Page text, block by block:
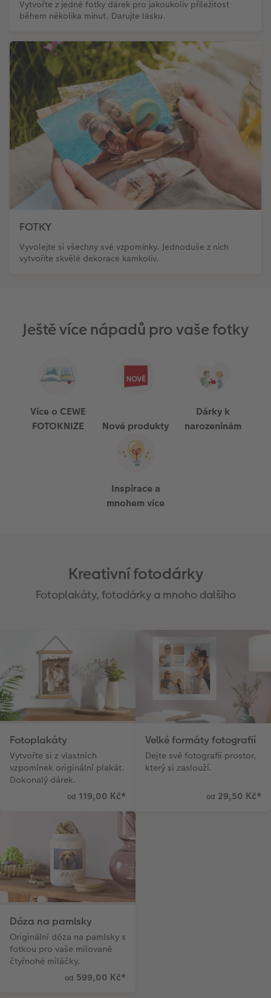
Vytvořte z jedné fotky dárek pro jakoukoliv příležitost
během několika minut. Darujte lásku.
FOTKY
Vyvolejte si všechny své vzpomínky. Jednoduše z nich
vytvoříte skvělé dekorace kamkoliv.
Ještě více nápadů pro vaše fotky
Více o CEWE
FOTOKNIZE
Nové produkty
Dárky k
narozeninám
Inspirace a
mnohem více
Kreativní fotodárky
Fotoplakáty, fotodárky a mnoho dalšího
Fotoplakáty
Vytvořte si z vlastních
vzpomínek originální plakát.
Dokonalý dárek.
od 119,00 Kč*
Velké formáty fotografií
Dejte své fotografii prostor,
který si zaslouží.
od 29,50 Kč*
Dóza na pamlsky
Originální dóza na pamlsky s
fotkou pro vaše milované
čtyřnohé miláčky.
od 599,00 Kč*